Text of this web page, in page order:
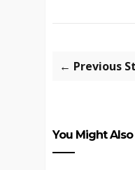
← Previous
You Might